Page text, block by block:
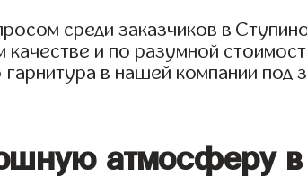
среди заказчиков в
и по разумной
в нашей компании под
атмосферу